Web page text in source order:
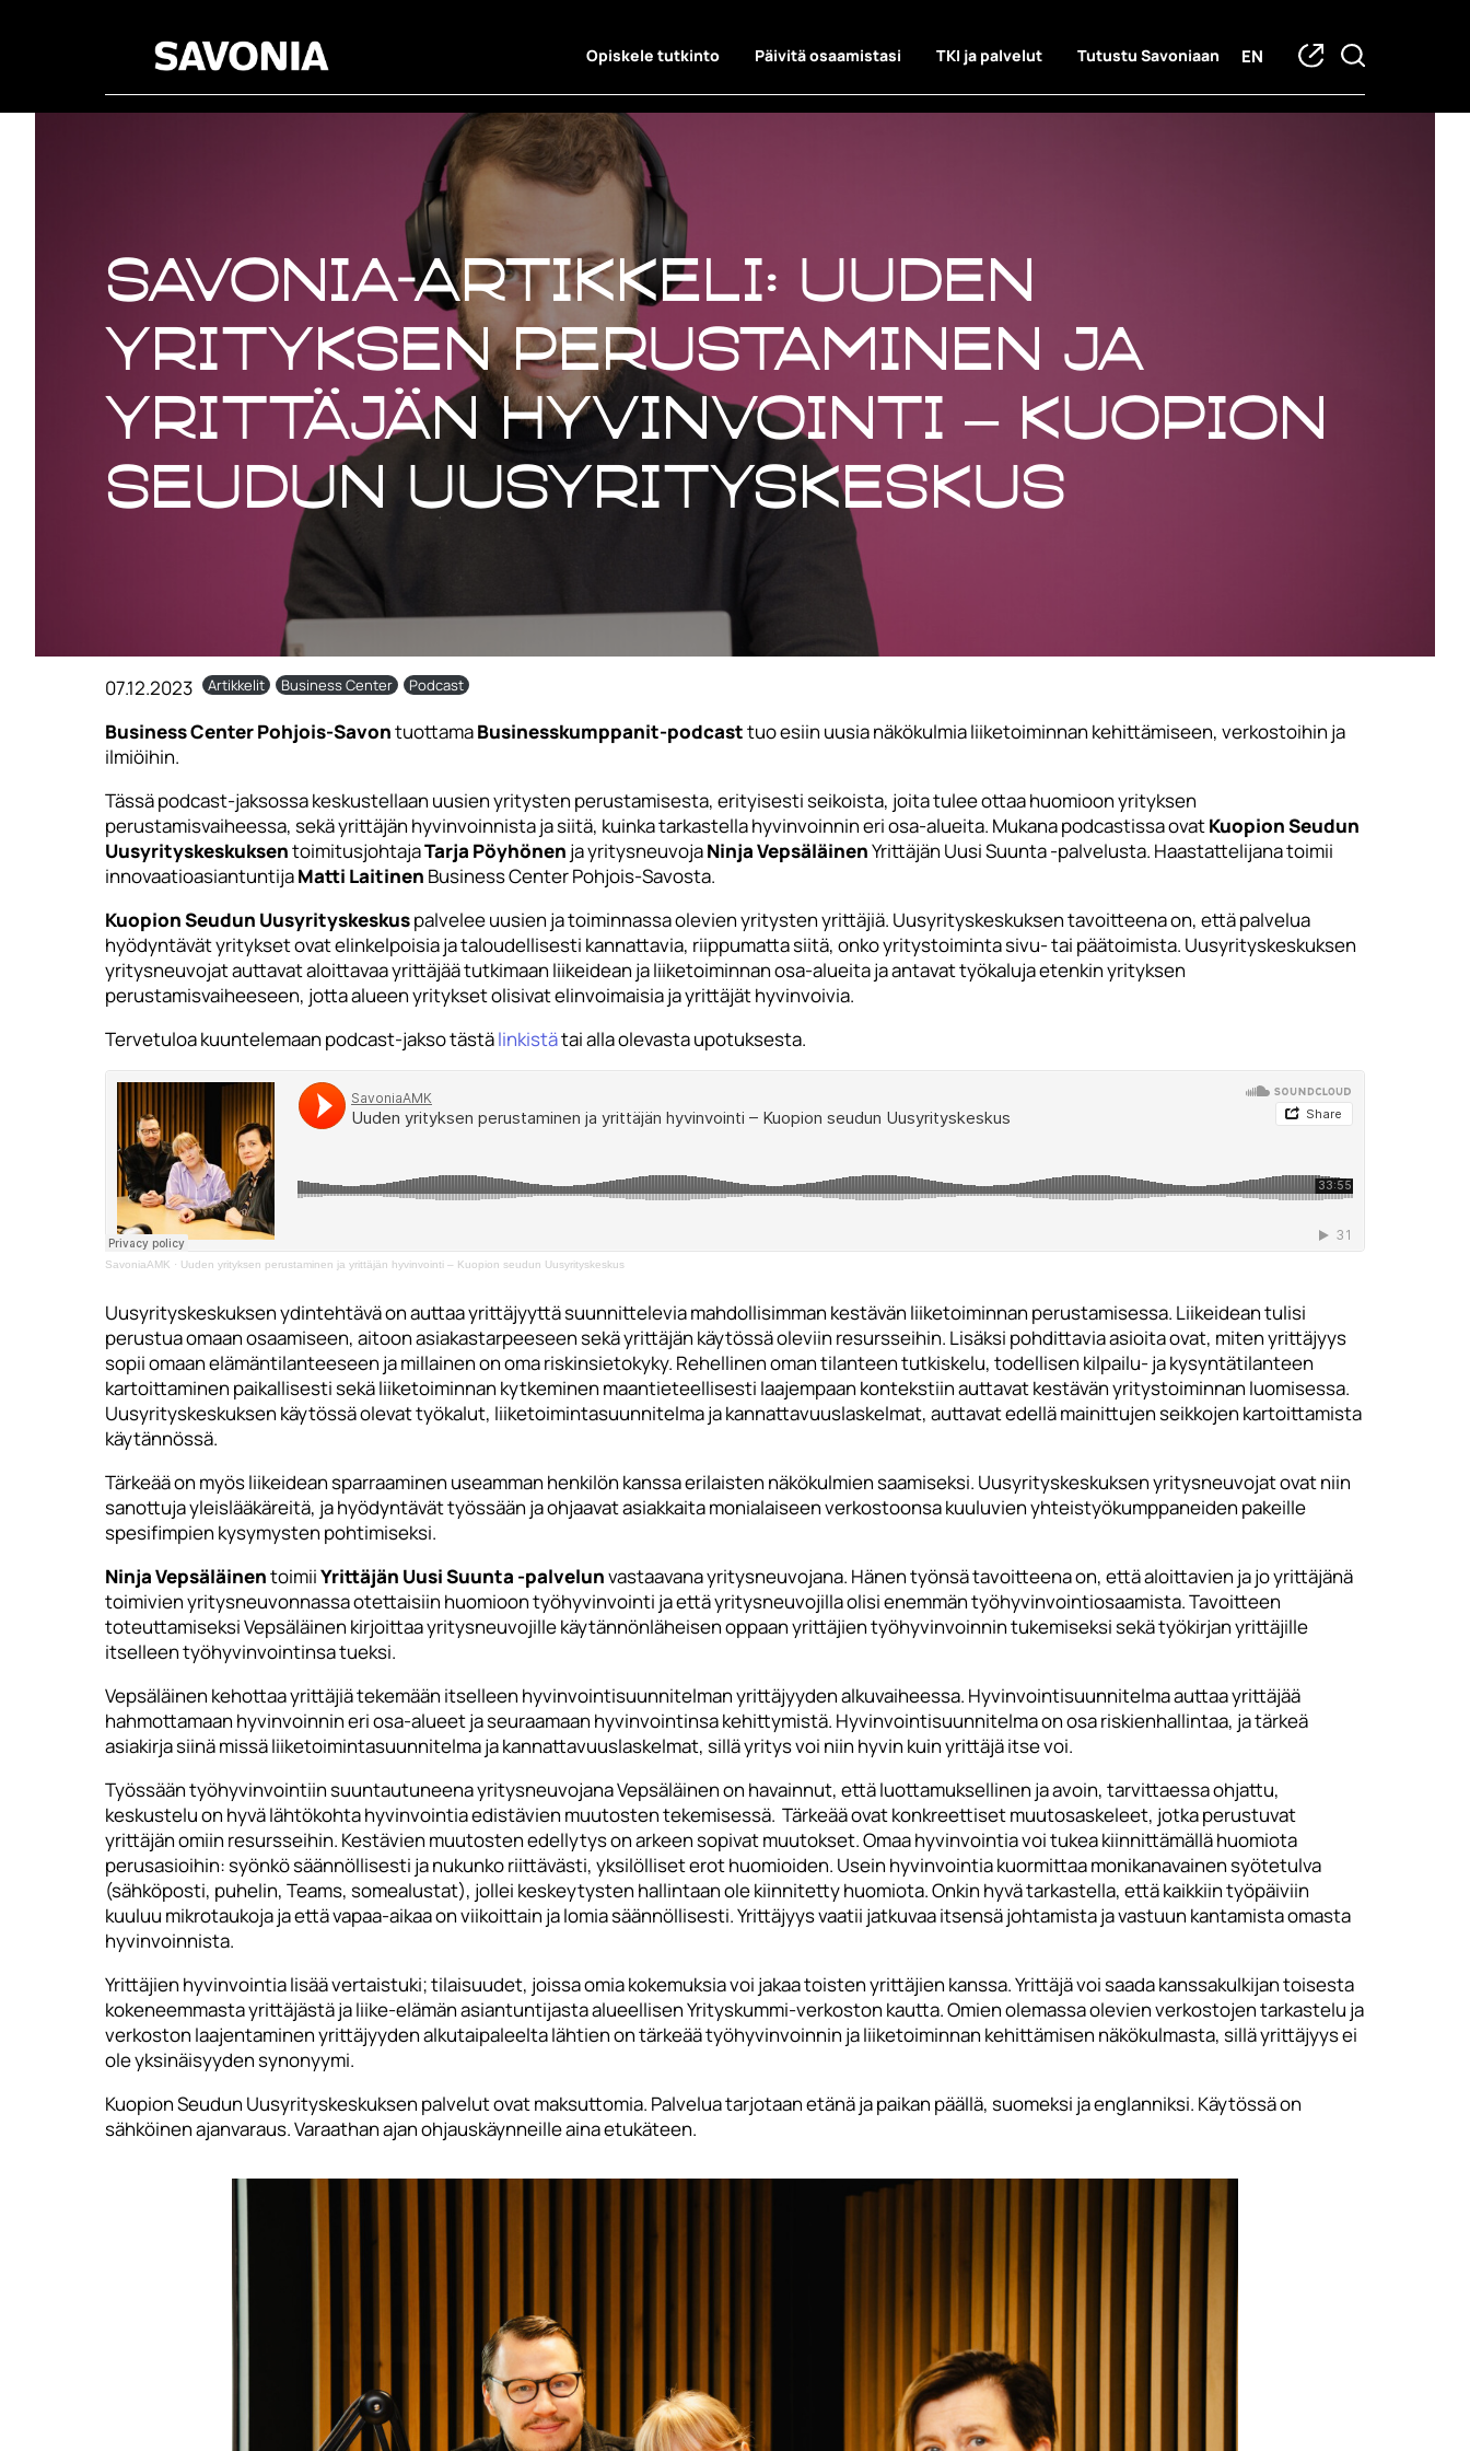
Opiskele tutkinto Päivitä osaamistasi TKI ja palvelut Tutustu Savoniaan EN
Savonia-artikkeli: Uuden
yrityksen perustaminen ja
yrittäjän hyvinvointi – Kuopion
seudun Uusyrityskeskus
07.12.2023 Artikkelit Business Center Podcast
Business Center Pohjois-SavontuottamaBusinesskumppanit-podcasttuo esiin uusia näkökulmia liiketoiminnan kehittämiseen, verkostoihin ja
ilmiöihin.
Tässä podcast-jaksossa keskustellaan uusien yritysten perustamisesta, erityisesti seikoista, joita tulee ottaa huomioon yrityksen
perustamisvaiheessa, sekä yrittäjän hyvinvoinnista ja siitä, kuinka tarkastella hyvinvoinnin eri osa-alueita. Mukana podcastissa ovatKuopion Seudun
UusyrityskeskuksentoimitusjohtajaTarja Pöyhönen ja yritysneuvojaNinja VepsäläinenYrittäjän Uusi Suunta -palvelusta. Haastattelijana toimii
innovaatioasiantuntijaMatti Laitinen Business Center Pohjois-Savosta.
Kuopion Seudun Uusyrityskeskuspalvelee uusien ja toiminnassa olevien yritysten yrittäjiä. Uusyrityskeskuksen tavoitteena on, että palvelua
hyödyntävät yritykset ovat elinkelpoisia ja taloudellisesti kannattavia, riippumatta siitä, onko yritystoiminta sivu- tai päätoimista. Uusyrityskeskuksen
yritysneuvojat auttavat aloittavaa yrittäjää tutkimaan liikeidean ja liiketoiminnan osa-alueita ja antavat työkaluja etenkin yrityksen
perustamisvaiheeseen, jotta alueen yritykset olisivat elinvoimaisia ja yrittäjät hyvinvoivia.
Tervetuloa kuuntelemaan podcast-jakso tästälinkistätai alla olevasta upotuksesta.
SavoniaAMK · Uuden yrityksen perustaminen ja yrittäjän hyvinvointi – Kuopion seudun Uusyrityskeskus
Uusyrityskeskuksen ydintehtävä on auttaa yrittäjyyttä suunnittelevia mahdollisimman kestävän liiketoiminnan perustamisessa. Liikeidean tulisi
perustua omaan osaamiseen, aitoon asiakastarpeeseen sekä yrittäjän käytössä oleviin resursseihin. Lisäksi pohdittavia asioita ovat, miten yrittäjyys
sopii omaan elämäntilanteeseen ja millainen on oma riskinsietokyky. Rehellinen oman tilanteen tutkiskelu, todellisen kilpailu- ja kysyntätilanteen
kartoittaminen paikallisesti sekä liiketoiminnan kytkeminen maantieteellisesti laajempaan kontekstiin auttavat kestävän yritystoiminnan luomisessa.
Uusyrityskeskuksen käytössä olevat työkalut, liiketoimintasuunnitelma ja kannattavuuslaskelmat, auttavat edellä mainittujen seikkojen kartoittamista
käytännössä.
Tärkeää on myös liikeidean sparraaminen useamman henkilön kanssa erilaisten näkökulmien saamiseksi. Uusyrityskeskuksen yritysneuvojat ovat niin
sanottuja yleislääkäreitä, ja hyödyntävät työssään ja ohjaavat asiakkaita monialaiseen verkostoonsa kuuluvien yhteistyökumppaneiden pakeille
spesifimpien kysymysten pohtimiseksi.
Ninja VepsäläinentoimiiYrittäjän Uusi Suunta -palvelunvastaavana yritysneuvojana. Hänen työnsä tavoitteena on, että aloittavien ja jo yrittäjänä
toimivien yritysneuvonnassa otettaisiin huomioon työhyvinvointi ja että yritysneuvojilla olisi enemmän työhyvinvointiosaamista. Tavoitteen
toteuttamiseksi Vepsäläinen kirjoittaa yritysneuvojille käytännönläheisen oppaan yrittäjien työhyvinvoinnin tukemiseksi sekä työkirjan yrittäjille
itselleen työhyvinvointinsa tueksi.
Vepsäläinen kehottaa yrittäjiä tekemään itselleen hyvinvointisuunnitelman yrittäjyyden alkuvaiheessa. Hyvinvointisuunnitelma auttaa yrittäjää
hahmottamaan hyvinvoinnin eri osa-alueet ja seuraamaan hyvinvointinsa kehittymistä. Hyvinvointisuunnitelma on osa riskienhallintaa, ja tärkeä
asiakirja siinä missä liiketoimintasuunnitelma ja kannattavuuslaskelmat, sillä yritys voi niin hyvin kuin yrittäjä itse voi.
Työssään työhyvinvointiin suuntautuneena yritysneuvojana Vepsäläinen on havainnut, että luottamuksellinen ja avoin, tarvittaessa ohjattu,
keskustelu on hyvä lähtökohta hyvinvointia edistävien muutosten tekemisessä. Tärkeää ovat konkreettiset muutosaskeleet, jotka perustuvat
yrittäjän omiin resursseihin. Kestävien muutosten edellytys on arkeen sopivat muutokset. Omaa hyvinvointia voi tukea kiinnittämällä huomiota
perusasioihin: syönkö säännöllisesti ja nukunko riittävästi, yksilölliset erot huomioiden. Usein hyvinvointia kuormittaa monikanavainen syötetulva
(sähköposti, puhelin, Teams, somealustat), jollei keskeytysten hallintaan ole kiinnitetty huomiota. Onkin hyvä tarkastella, että kaikkiin työpäiviin
kuuluu mikrotaukoja ja että vapaa-aikaa on viikoittain ja lomia säännöllisesti. Yrittäjyys vaatii jatkuvaa itsensä johtamista ja vastuun kantamista omasta
hyvinvoinnista.
Yrittäjien hyvinvointia lisää vertaistuki; tilaisuudet, joissa omia kokemuksia voi jakaa toisten yrittäjien kanssa. Yrittäjä voi saada kanssakulkijan toisesta
kokeneemmasta yrittäjästä ja liike-elämän asiantuntijasta alueellisen Yrityskummi-verkoston kautta. Omien olemassa olevien verkostojen tarkastelu ja
verkoston laajentaminen yrittäjyyden alkutaipaleelta lähtien on tärkeää työhyvinvoinnin ja liiketoiminnan kehittämisen näkökulmasta, sillä yrittäjyys ei
ole yksinäisyyden synonyymi.
Kuopion Seudun Uusyrityskeskuksen palvelut ovat maksuttomia. Palvelua tarjotaan etänä ja paikan päällä, suomeksi ja englanniksi. Käytössä on
sähköinen ajanvaraus. Varaathan ajan ohjauskäynneille aina etukäteen.